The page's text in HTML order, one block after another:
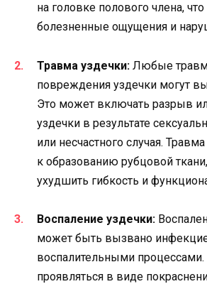
на головке полового члена,
болезненные ощущения и
Травма уздечки: Любые
повреждения уздечки могут
Это может включать разрыв
уздечки в результате
или несчастного случая.
к образованию рубцовой
ухудшить гибкость и
Воспаление уздечки:
может быть вызвано
воспалительными
проявляться в виде